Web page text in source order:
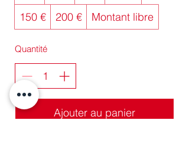
150 €
200 € Montant libre
Quantité
Ajouter au panier